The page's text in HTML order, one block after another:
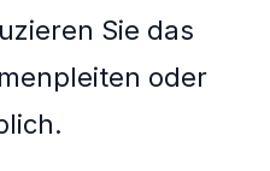
Sie das
oder